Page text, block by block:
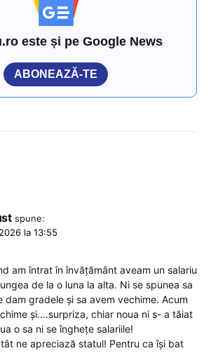
este și pe Google News
ABONEAZĂ-TE
spune:
la 13:55
am întrat în învățământ aveam un salariu
de la o luna la alta. Ni se spunea sa
dam gradele și sa avem vechime. Acum
și….surpriza, chiar noua ni s- a tăiat
o sa ni se înghețe salariile!
ne apreciază statul! Pentru ca își bat